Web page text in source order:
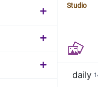
Studio
daily